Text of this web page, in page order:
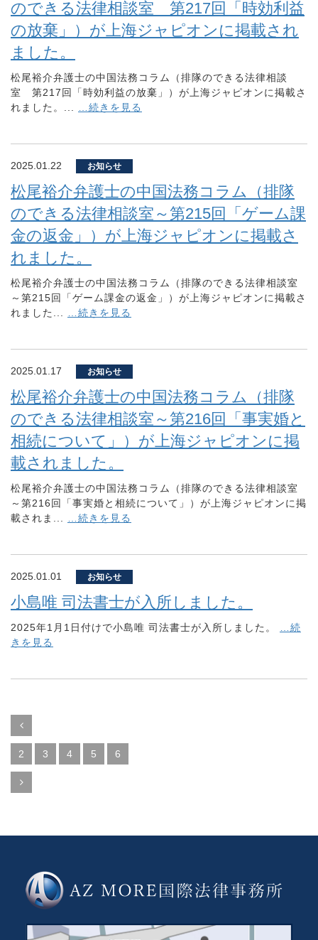
のできる法律相談室 第217回「時効利益
の放棄」）が上海ジャピオンに掲載され
ました。
松尾裕介弁護士の中国法務コラム（排隊のできる法律相談
室 第217回「時効利益の放棄」）が上海ジャピオンに掲載さ
れました。...
…続きを見る
2025.01.22 お知らせ
松尾裕介弁護士の中国法務コラム（排隊
のできる法律相談室～第215回「ゲーム課
金の返金」）が上海ジャピオンに掲載さ
れました。
松尾裕介弁護士の中国法務コラム（排隊のできる法律相談室
～第215回「ゲーム課金の返金」）が上海ジャピオンに掲載さ
れました...
…続きを見る
2025.01.17 お知らせ
松尾裕介弁護士の中国法務コラム（排隊
のできる法律相談室～第216回「事実婚と
相続について」）が上海ジャピオンに掲
載されました。
松尾裕介弁護士の中国法務コラム（排隊のできる法律相談室
～第216回「事実婚と相続について」）が上海ジャピオンに掲
載されま...
…続きを見る
2025.01.01 お知らせ
小島唯 司法書士が入所しました。
2025年1月1日付けで小島唯 司法書士が入所しました。
…続
きを見る
2 3 4 5 6